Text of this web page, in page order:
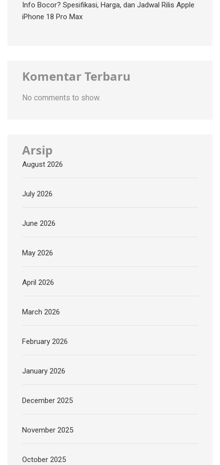
Info Bocor? Spesifikasi, Harga, dan Jadwal Rilis Apple
iPhone 18 Pro Max
Komentar Terbaru
No comments to show.
Arsip
August 2026
July 2026
June 2026
May 2026
April 2026
March 2026
February 2026
January 2026
December 2025
November 2025
October 2025